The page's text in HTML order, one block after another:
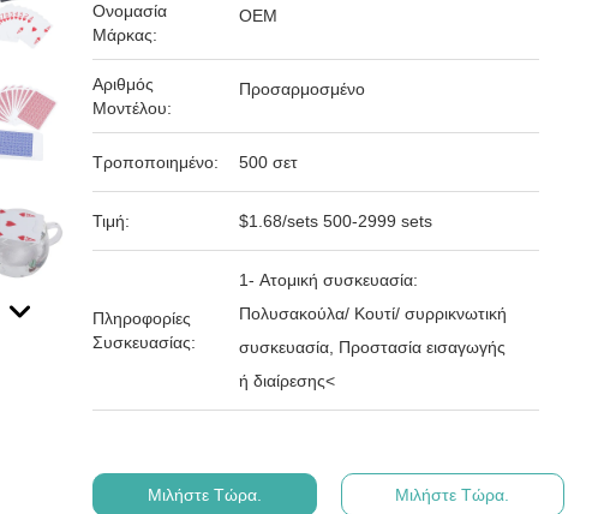
Ονομασία
Μάρκας:
OEM
Αριθμός
Μοντέλου:
Προσαρμοσμένο
Τροποποιημένο: 500 σετ
Τιμή: $1.68/sets 500-2999 sets
Πληροφορίες
Συσκευασίας:
1- Ατομική συσκευασία:
Πολυσακούλα/ Κουτί/ συρρικνωτική
συσκευασία, Προστασία εισαγωγής
ή διαίρεσης<
Μιλήστε Τώρα. Μιλήστε Τώρα.